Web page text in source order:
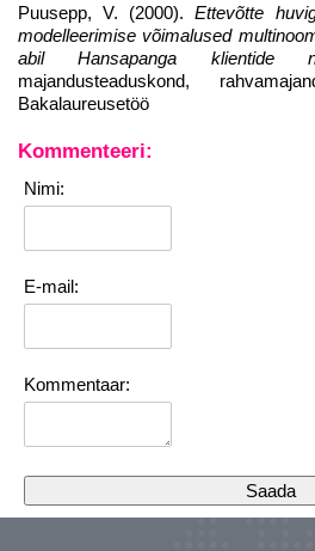
Puusepp, V. (2000).Ettevõtte
modelleerimise võimalused
abil Hansapanga klientide
majandusteaduskond,
Bakalaureusetöö
Kommenteeri:
Nimi:
E-mail:
Kommentaar: